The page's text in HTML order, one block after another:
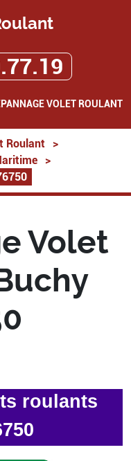
VOLET ROULANT
Roulant
>
>
Volet
roulants